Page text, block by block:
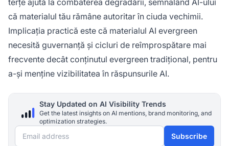
terțe ajută la combaterea degradării, semnalând AI-ului
că materialul tău rămâne autoritar în ciuda vechimii.
Implicația practică este că materialul AI evergreen
necesită guvernanță și cicluri de reîmprospătare mai
frecvente decât conținutul evergreen tradițional, pentru
a-și menține vizibilitatea în răspunsurile AI.
Stay Updated on AI Visibility Trends
Get the latest insights on AI mentions, brand monitoring, and
optimization strategies.
Email address Subscribe